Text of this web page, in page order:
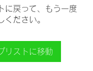
に戻って、もう一度
ください。
リストに移動